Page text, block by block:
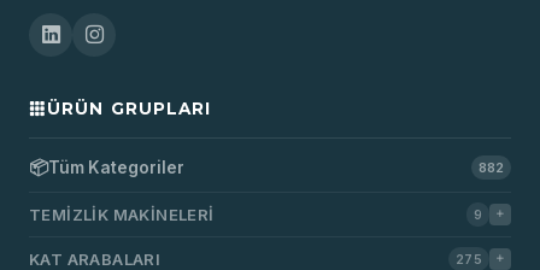
ÜRÜN GRUPLARI
📦Tüm Kategoriler 882
TEMIZLIK MAKINELERI 9
KAT ARABALARI 275